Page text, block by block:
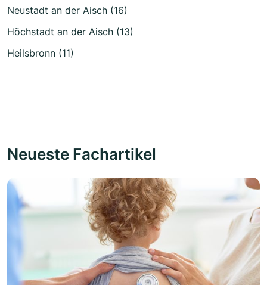
Neustadt an der Aisch (16)
Höchstadt an der Aisch (13)
Heilsbronn (11)
Neueste Fachartikel